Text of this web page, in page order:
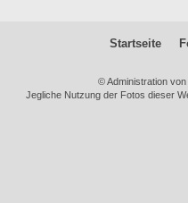
Startseite
© Administration
Jegliche Nutzung der Fotos dieser